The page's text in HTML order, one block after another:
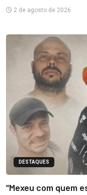
2 de agosto de 2026
DESTAQUES
“Mexeu com quem